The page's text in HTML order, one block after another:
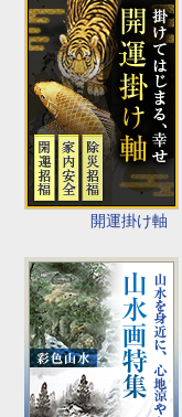
開運掛け軸